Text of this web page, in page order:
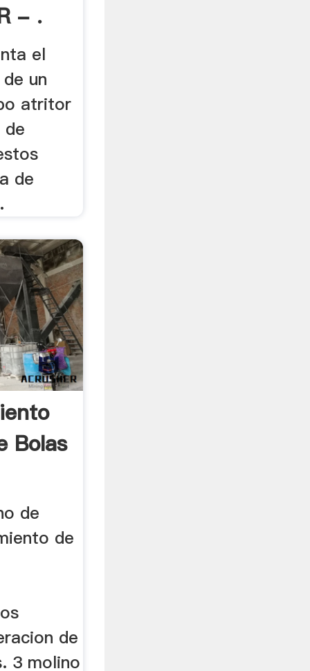
- .
el
un
atritor
de
de
Bolas
de
de
de
3 molino